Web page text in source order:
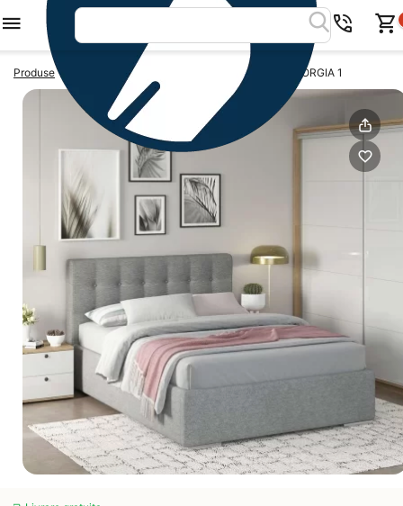
Produse Dormitoare complete Dormitor complet GEORGIA 1